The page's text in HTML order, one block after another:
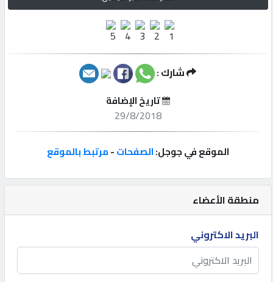
شركات
إعلانات
المنتدى
كيو
مزاد
منطقة الأعضاء
البريد الاكتروني
شارك :
تاريخ الإضافة
29/8/2018
الموقع في جوجل:الصفحات-مرتبط بالموقع